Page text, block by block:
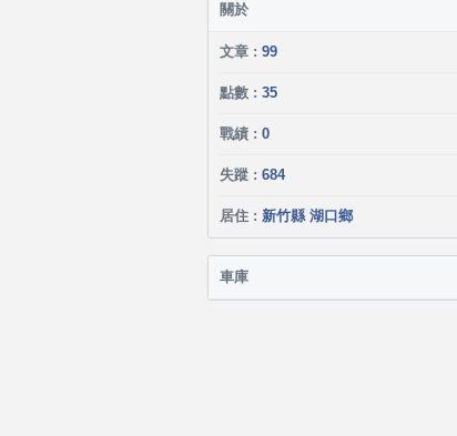
關於
文章 : 99
點數 : 35
戰績 : 0
失蹤 : 684
居住 : 新竹縣 湖口鄉
車庫